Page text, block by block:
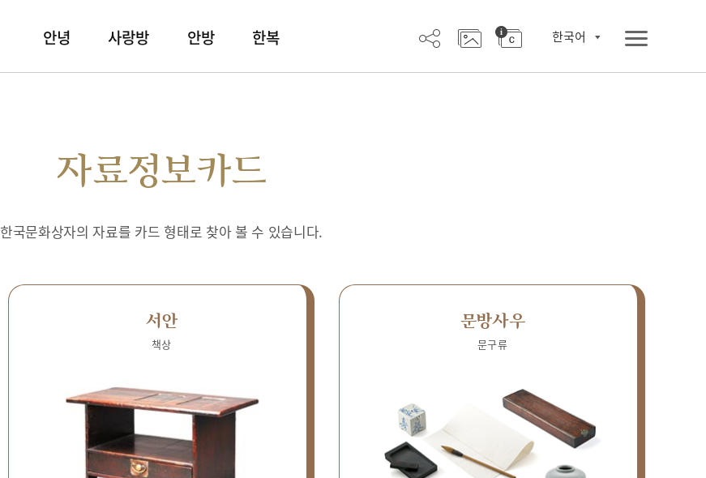
안녕 사랑방 안방 한복 한국어
자료정보카드
한국문화상자의 자료를 카드 형태로 찾아 볼 수 있습니다.
서안
책상
문방사우
문구류